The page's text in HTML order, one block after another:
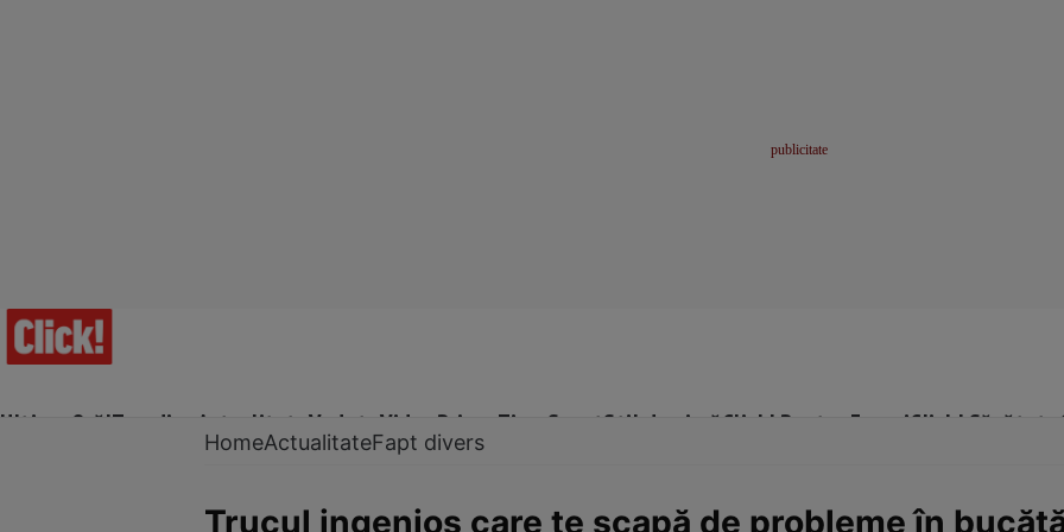
Ultima Oră!Trending Actualitate Vedete Video Prime Time SportStil de viațăClick! Pentru FemeiClick! Sănătate
HomeActualitateFapt divers
Trucul ingenios care te scapă de probleme în